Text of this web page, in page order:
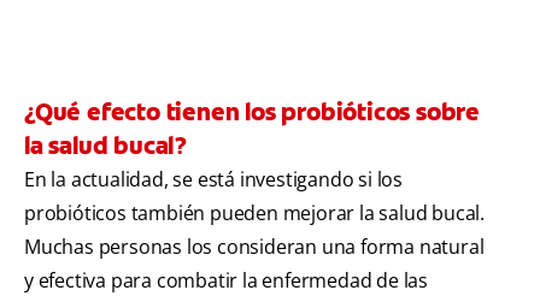
¿Qué efecto tienen los probióticos sobre
la salud bucal?
En la actualidad, se está investigando si los
probióticos también pueden mejorar la salud bucal.
Muchas personas los consideran una forma natural
y efectiva para combatir la enfermedad de las